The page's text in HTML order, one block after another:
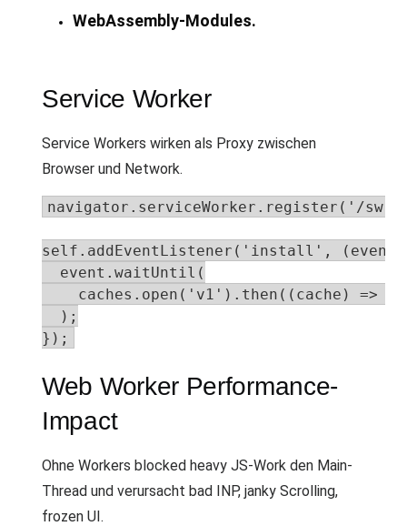
WebAssembly-Modules.
Service Worker
Service Workers wirken als Proxy zwischen
Browser und Network.
navigator.serviceWorker.register('/
self.addEventListener('install',
  event.waitUntil(
caches.open('v1').then((cache) =>
  );
});
Web Worker Performance-
Impact
Ohne Workers blocked heavy JS-Work den Main-
Thread und verursacht bad INP, janky Scrolling,
frozen UI.